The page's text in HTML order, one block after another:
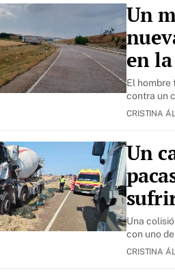
Un
en
El hombre
contra un
CRISTINA
Un
Una
con uno
CRISTINA